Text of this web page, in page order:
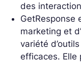
des
GetResponse
marketing et
variété
efficaces. Elle